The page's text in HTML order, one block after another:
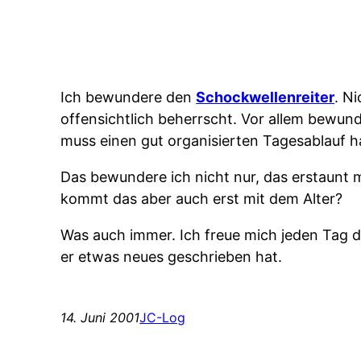
Ich bewundere denSchockwellenreiter.
offensichtlich beherrscht. Vor allem
muss einen gut organisierten Tagesablauf
Das bewundere ich nicht nur, das erstaunt
kommt das aber auch erst mit dem Alter?
Was auch immer. Ich freue mich jeden Tag
er etwas neues geschrieben hat.
14. Juni 2001JC-Log